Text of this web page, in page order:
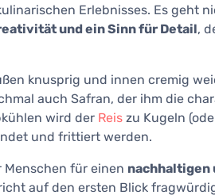
Erlebnisses. Es geht
und ein Sinn für Detail,
knusprig und innen cremig
auch Safran, der ihm die
wird der Reis zu Kugeln
und frittiert werden.
Menschen für einen nachhaltigen
auf den ersten Blick